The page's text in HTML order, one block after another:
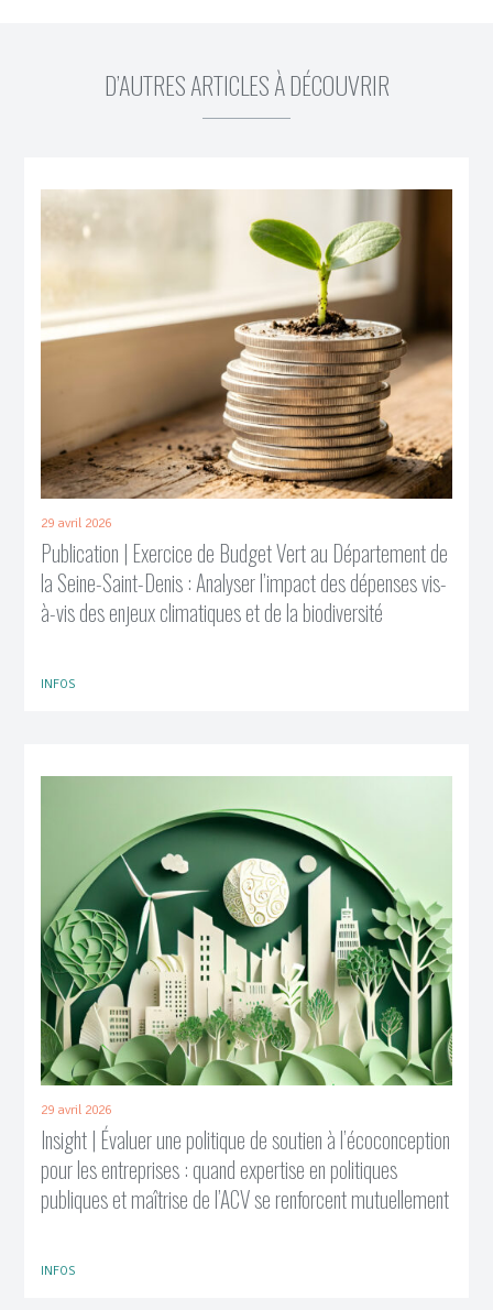
D’AUTRES ARTICLES À DÉCOUVRIR
29 avril 2026
Publication | Exercice de Budget Vert au Département de
la Seine-Saint-Denis : Analyser l’impact des dépenses vis-
à-vis des enjeux climatiques et de la biodiversité
INFOS
29 avril 2026
Insight | Évaluer une politique de soutien à l’écoconception
pour les entreprises : quand expertise en politiques
publiques et maîtrise de l’ACV se renforcent mutuellement
INFOS